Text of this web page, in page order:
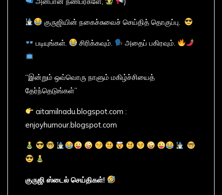
குருஜியின் நகைச்சுவைச் செய்தித் தொகுப்பு.
படியுங்கள். சிரிக்கவும். அதைப் பகிரவும்.
“இன்றும் ஒவ்வொரு நாளும் மகிழ்ச்சியைத்
தேர்ந்தெடுங்கள்”
aitamilnadu.blogspot.com :
enjoyhumour.blogspot.com
குருஜி ஸ்டைல் செய்திகள்!